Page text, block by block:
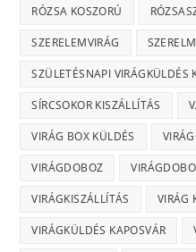
RÓZSA KOSZORÚ
SZERELEMVIRÁG
SZÜLETÉSNAPI VIRÁGKÜLDÉS
SÍRCSOKOR KISZÁLLÍTÁS
VIRÁG BOX KÜLDÉS
VIRÁGDOBOZ
VIRÁGKISZÁLLÍTÁS VIRÁG
VIRÁGKÜLDÉS KAPOSVÁR